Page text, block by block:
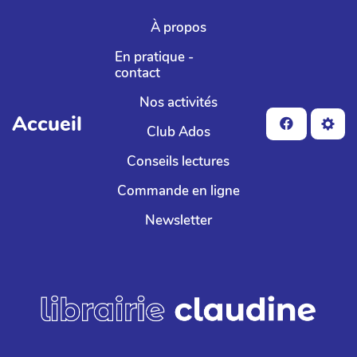
Aller au contenu principal
Accueil
À propos
En pratique -
contact
Nos activités
Club Ados
Conseils lectures
Commande en ligne
Newsletter